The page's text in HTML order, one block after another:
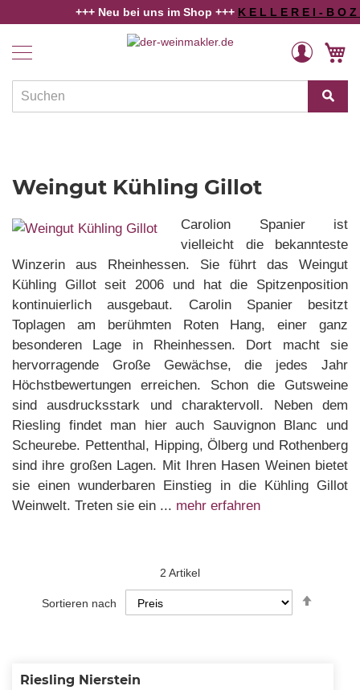
+++ Neu bei uns im Shop +++K E L L E R E I - B O Z E N
Veränderung
Regionen
Schaumwein
Alkoholfreies
Angebote
Weinwissen
Weingut Kühling Gillot
Carolion Spanier ist
vielleicht die bekannteste
Winzerin aus Rheinhessen. Sie führt das Weingut
Kühling Gillot seit 2006 und hat die Spitzenposition
kontinuierlich ausgebaut. Carolin Spanier besitzt
Toplagen am berühmten Roten Hang, einer ganz
besonderen Lage in Rheinhessen. Dort macht sie
hervorragende Große Gewächse, die jedes Jahr
Höchstbewertungen erreichen. Schon die Gutsweine
sind ausdrucksstark und charaktervoll. Neben dem
Riesling findet man hier auch Sauvignon Blanc und
Scheurebe. Pettenthal, Hipping, Ölberg und Rothenberg
sind ihre großen Lagen. Mit Ihren Hasen Weinen bietet
sie einen wunderbaren Einstieg in die Kühling Gillot
Weinwelt. Treten sie ein ... mehr erfahren
2 Artikel
Sortieren nach
Riesling Nierstein